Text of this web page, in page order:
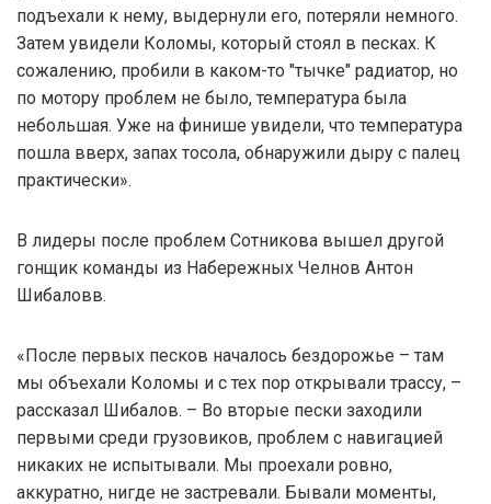
подъехали к нему, выдернули его, потеряли немного.
Затем увидели Коломы, который стоял в песках. К
сожалению, пробили в каком-то "тычке" радиатор, но
по мотору проблем не было, температура была
небольшая. Уже на финише увидели, что температура
пошла вверх, запах тосола, обнаружили дыру с палец
практически».
В лидеры после проблем Сотникова вышел другой
гонщик команды из Набережных Челнов Антон
Шибаловв.
«После первых песков началось бездорожье – там
мы объехали Коломы и с тех пор открывали трассу, –
рассказал Шибалов. – Во вторые пески заходили
первыми среди грузовиков, проблем с навигацией
никаких не испытывали. Мы проехали ровно,
аккуратно, нигде не застревали. Бывали моменты,